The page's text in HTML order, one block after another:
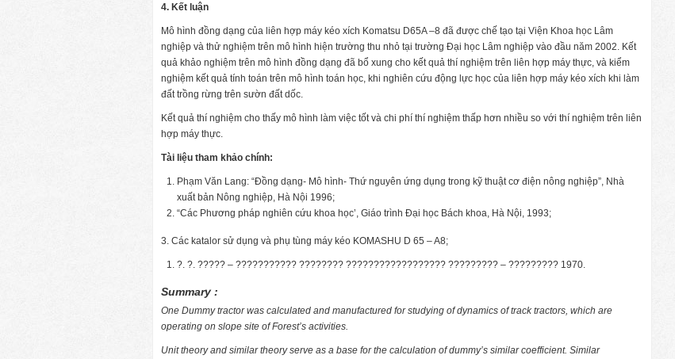
4. Kết luận
Mô hình đồng dạng của liên hợp máy kéo xích Komatsu D65A –8 đã được chế tạo tại Viện Khoa học Lâm
nghiệp và thử nghiệm trên mô hình hiện trường thu nhỏ tại trường Đại học Lâm nghiệp vào đầu năm 2002. Kết
quả khảo nghiệm trên mô hình đồng dạng đã bổ xung cho kết quả thí nghiệm trên liên hợp máy thực, và kiểm
nghiệm kết quả tính toán trên mô hình toán học, khi nghiên cứu động lực học của liên hợp máy kéo xích khi làm
đất trồng rừng trên sườn đất dốc.
Kết quả thí nghiệm cho thấy mô hình làm việc tốt và chi phí thí nghiệm thấp hơn nhiều so với thí nghiệm trên liên
hợp máy thực.
Tài liệu tham khảo chính:
Phạm Văn Lang: “Đồng dạng- Mô hình- Thứ nguyên ứng dụng trong kỹ thuật cơ điện nông nghiệp”, Nhà
xuất bản Nông nghiệp, Hà Nội 1996;
“Các Phương pháp nghiên cứu khoa học’, Giáo trình Đại học Bách khoa, Hà Nội, 1993;
3. Các katalor sử dụng và phụ tùng máy kéo KOMASHU D 65 – A8;
?. ?. ????? – ??????????? ???????? ?????????????????? ????????? – ????????? 1970.
Summary :
One Dummy tractor was calculated and manufactured for studying of dynamics of track tractors, which are
operating on slope site of Forest’s activities.
Unit theory and similar theory serve as a base for the calculation of dummy’s similar coefficient. Similar